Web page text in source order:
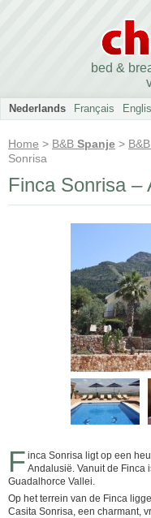
bed &
Nederlands Français
Home > B&B Spanje > B&B
Sonrisa
Finca Sonrisa –
F inca Sonrisa ligt op een
Andalusië. Vanuit de Finca
Guadalhorce Vallei.
Op het terrein van de Finca
Casita Sonrisa, een charmant,